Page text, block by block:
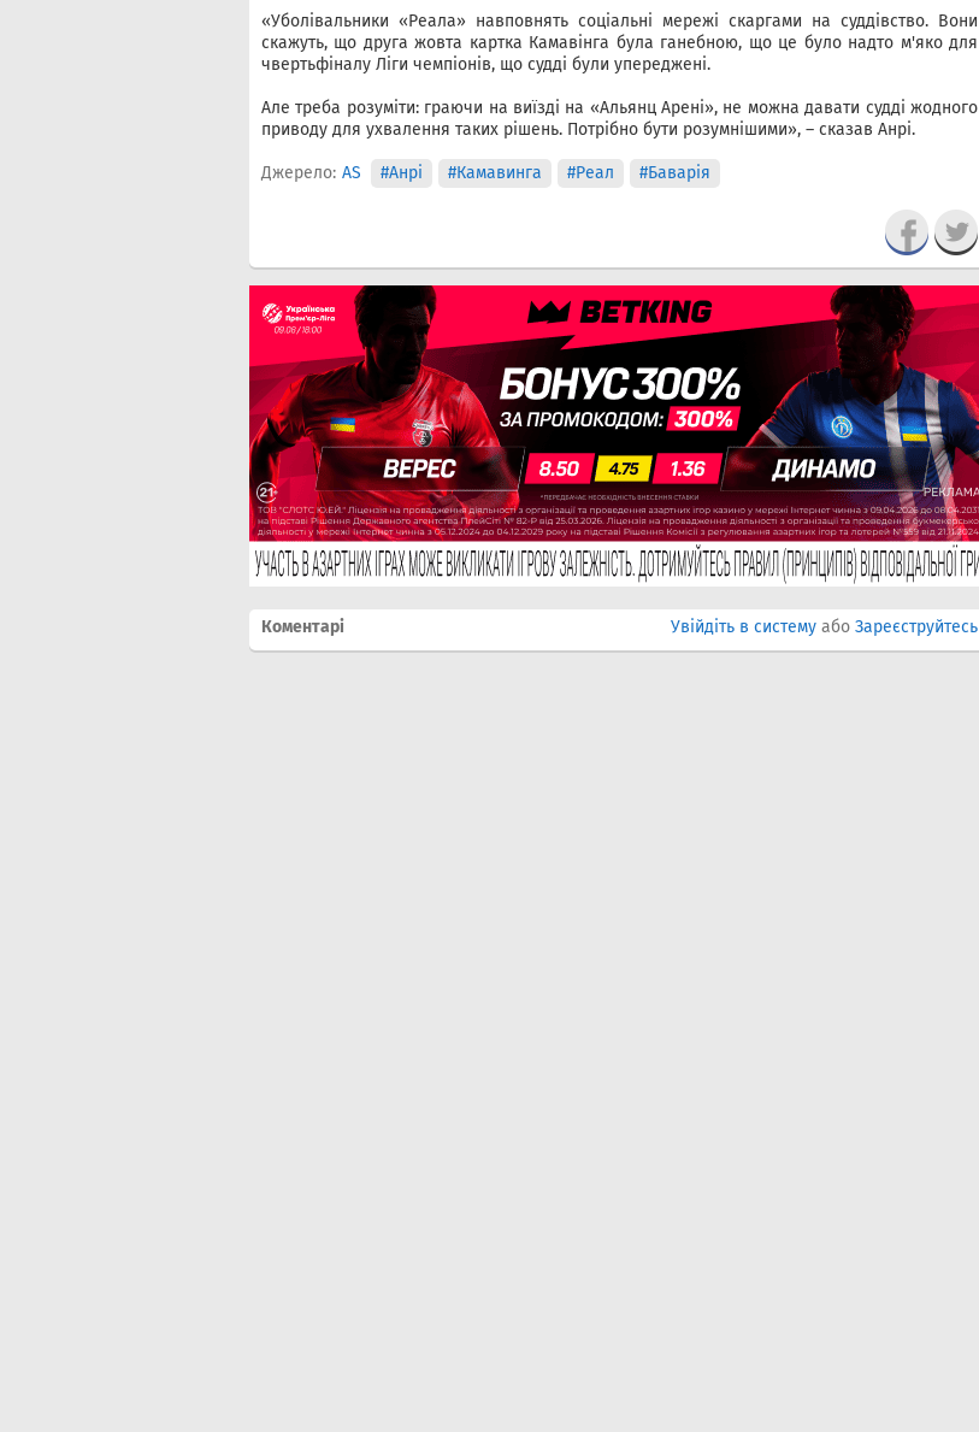
«Уболівальники «Реала» навповнять соціальні мережі скаргами на суддівство. Вони
скажуть, що друга жовта картка Камавінга була ганебною, що це було надто м'яко для
чвертьфіналу Ліги чемпіонів, що судді були упереджені.
Але треба розуміти: граючи на виїзді на «Альянц Арені», не можна давати судді жодного
приводу для ухвалення таких рішень. Потрібно бути розумнішими», – сказав Анрі.
Джерело: AS #Анрі #Камавинга #Реал #Баварія
Коментарі Увійдіть в систему або Зареєструйтесь